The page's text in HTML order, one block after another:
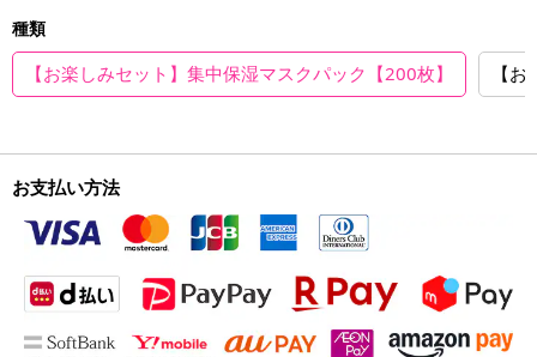
種類
【お楽しみセット】集中保湿マスクパック【200枚】 【
お支払い方法